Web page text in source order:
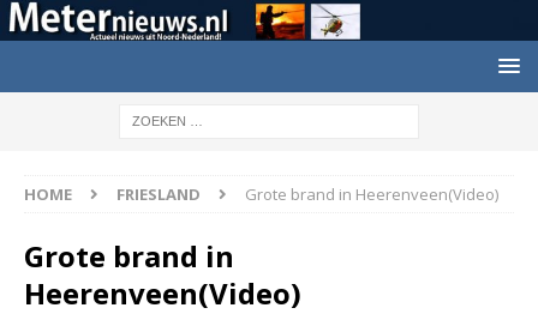
HOME FRIESLAND Grote brand in Heerenveen(Video)
Grote brand in
Heerenveen(Video)